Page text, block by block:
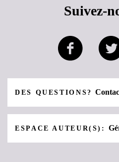
Suivez-
DES QUESTIONS?
ESPACE AUTEUR(S):